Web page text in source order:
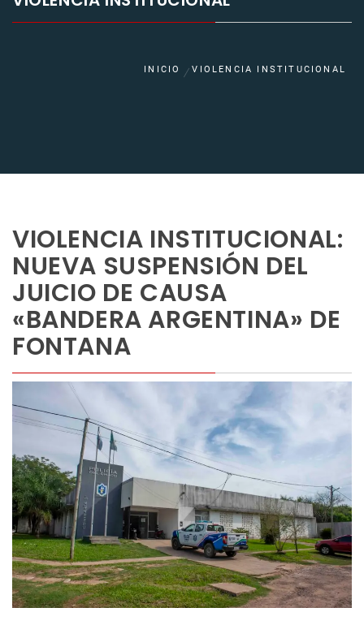
INICIO VIOLENCIA INSTITUCIONAL
VIOLENCIA INSTITUCIONAL:
NUEVA SUSPENSIÓN DEL
JUICIO DE CAUSA
«BANDERA ARGENTINA» DE
FONTANA